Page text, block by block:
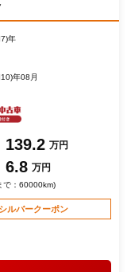
年
年08月
139.2 万円
6.8 万円
で：60000km)
シルバークーポン